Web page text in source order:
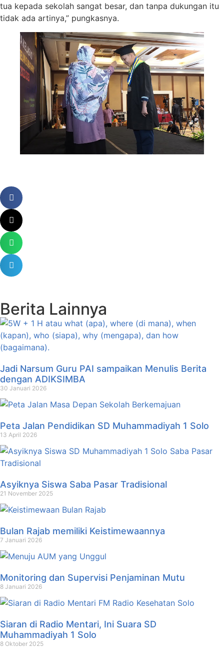
tua kepada sekolah sangat besar, dan tanpa dukungan itu
tidak ada artinya,” pungkasnya.
Berita Lainnya
Jadi Narsum Guru PAI sampaikan Menulis Berita
dengan ADIKSIMBA
30 Januari 2026
Peta Jalan Pendidikan SD Muhammadiyah 1 Solo
13 April 2026
Asyiknya Siswa Saba Pasar Tradisional
21 November 2025
Bulan Rajab memiliki Keistimewaannya
7 Januari 2026
Monitoring dan Supervisi Penjaminan Mutu
8 Januari 2026
Siaran di Radio Mentari, Ini Suara SD
Muhammadiyah 1 Solo
8 Oktober 2025